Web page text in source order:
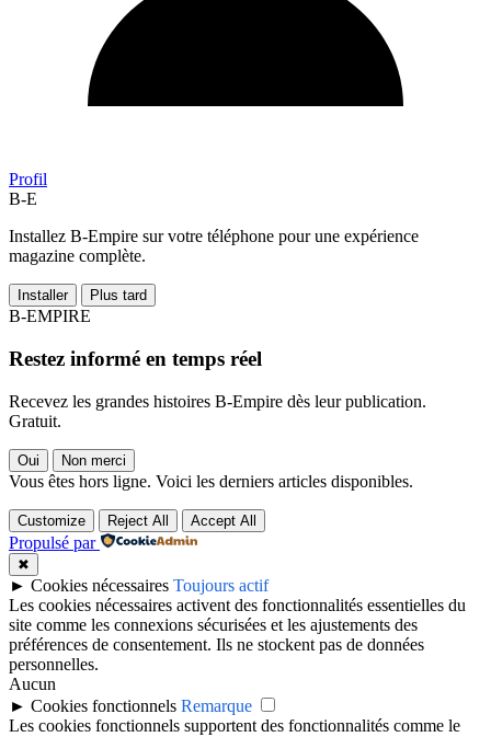
Profil
B-E
Installez B-Empire sur votre téléphone pour une expérience
magazine complète.
Installer Plus tard
B-EMPIRE
Restez informé en temps réel
Recevez les grandes histoires B-Empire dès leur publication.
Gratuit.
Oui Non merci
Vous êtes hors ligne. Voici les derniers articles disponibles.
Customize Reject All Accept All
Propulsé par
✖
► Cookies nécessaires Toujours actif
Les cookies nécessaires activent des fonctionnalités essentielles du
site comme les connexions sécurisées et les ajustements des
préférences de consentement. Ils ne stockent pas de données
personnelles.
Aucun
► Cookies fonctionnels Remarque
Les cookies fonctionnels supportent des fonctionnalités comme le